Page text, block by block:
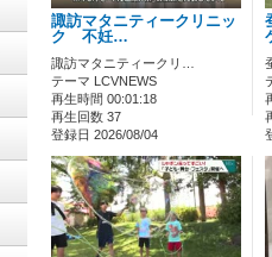
諏訪マタニティークリニッ
ク 不妊…
諏訪マタニティークリ…
テーマ LCVNEWS
再生時間 00:01:18
再生回数 37
登録日 2026/08/04